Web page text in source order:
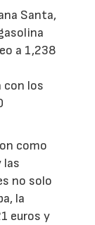
Santa,
a 1,238
con los
como
las
no solo
la
euros y